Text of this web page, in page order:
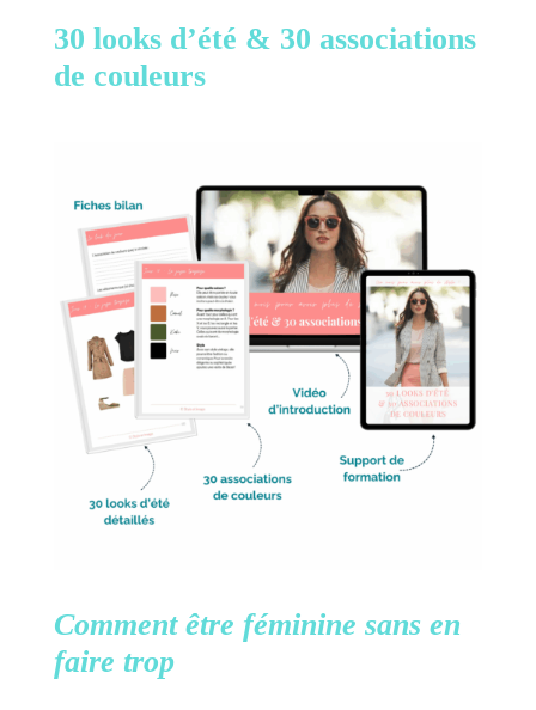
30 looks d’été & 30 associations
de couleurs
Comment être féminine sans en
faire trop